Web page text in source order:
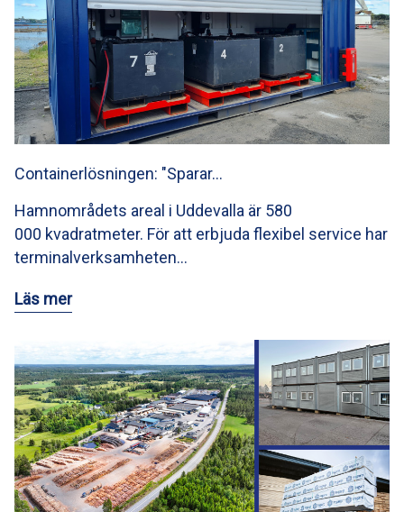
Containerlösningen: "Sparar…
Hamnområdets areal i Uddevalla är 580
000 kvadratmeter. För att erbjuda flexibel service har
terminalverksamheten…
Läs mer